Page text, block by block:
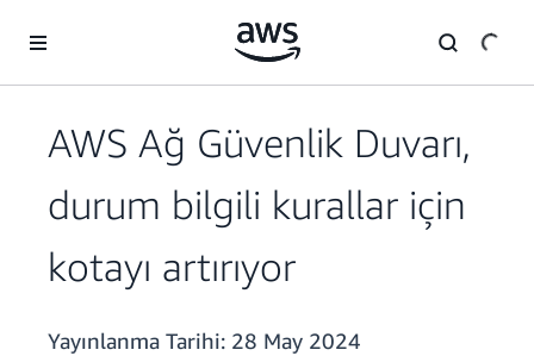
AWS Ağ Güvenlik Duvarı,
durum bilgili kurallar için
kotayı artırıyor
Yayınlanma Tarihi: 28 May 2024